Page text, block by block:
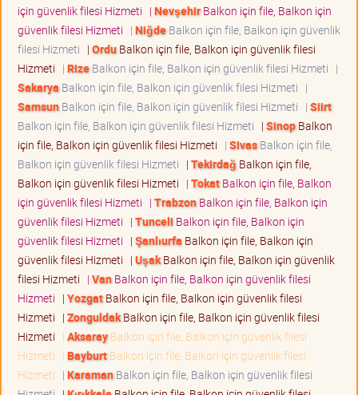
için güvenlik filesi Hizmeti | NevşehirBalkon için file, Balkon için
güvenlik filesi Hizmeti | NiğdeBalkon için file, Balkon için güvenlik
filesi Hizmeti | OrduBalkon için file, Balkon için güvenlik filesi
Hizmeti | RizeBalkon için file, Balkon için güvenlik filesi Hizmeti |
Sakarya Balkon için file, Balkon için güvenlik filesi Hizmeti |
SamsunBalkon için file, Balkon için güvenlik filesi Hizmeti | Siirt
Balkon için file, Balkon için güvenlik filesi Hizmeti | SinopBalkon
için file, Balkon için güvenlik filesi Hizmeti | SivasBalkon için file,
Balkon için güvenlik filesi Hizmeti | Tekirdağ Balkon için file,
Balkon için güvenlik filesi Hizmeti | TokatBalkon için file, Balkon
için güvenlik filesi Hizmeti | TrabzonBalkon için file, Balkon için
güvenlik filesi Hizmeti | Tunceli Balkon için file, Balkon için
güvenlik filesi Hizmeti | Şanlıurfa Balkon için file, Balkon için
güvenlik filesi Hizmeti | UşakBalkon için file, Balkon için güvenlik
filesi Hizmeti | VanBalkon için file, Balkon için güvenlik filesi
Hizmeti | YozgatBalkon için file, Balkon için güvenlik filesi
Hizmeti | ZonguldakBalkon için file, Balkon için güvenlik filesi
Hizmeti | AksarayBalkon için file, Balkon için güvenlik filesi
Hizmeti | BayburtBalkon için file, Balkon için güvenlik filesi
Hizmeti | KaramanBalkon için file, Balkon için güvenlik filesi